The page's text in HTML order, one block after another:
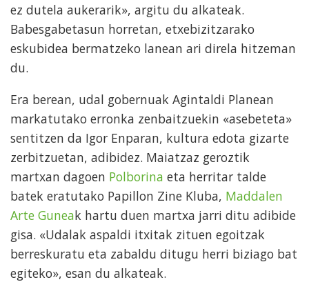
ez dutela aukerarik», argitu du alkateak.
Babesgabetasun horretan, etxebizitzarako
eskubidea bermatzeko lanean ari direla hitzeman
du.
Era berean, udal gobernuak Agintaldi Planean
markatutako erronka zenbaitzuekin «asebeteta»
sentitzen da Igor Enparan, kultura edota gizarte
zerbitzuetan, adibidez. Maiatzaz geroztik
martxan dagoen Polborina eta herritar talde
batek eratutako Papillon Zine Kluba, Maddalen
Arte Guneak hartu duen martxa jarri ditu adibide
gisa. «Udalak aspaldi itxitak zituen egoitzak
berreskuratu eta zabaldu ditugu herri biziago bat
egiteko», esan du alkateak.